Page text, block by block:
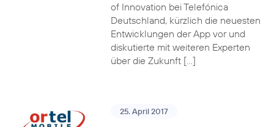
of Innovation bei Telefónica
Deutschland, kürzlich die neuesten
Entwicklungen der App vor und
diskutierte mit weiteren Experten
über die Zukunft […]
25. April 2017